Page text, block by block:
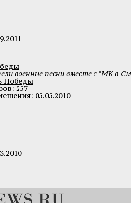
военные песни вместе с "МК в
Победы
257
05.05.2010